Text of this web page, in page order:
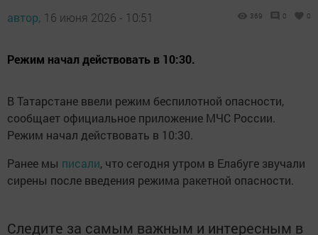
автор, 16 июня 2026 - 10:51 369 0 0
Режим начал действовать в 10:30.
В Татарстане ввели режим беспилотной опасности,
сообщает официальное приложение МЧС России.
Режим начал действовать в 10:30.
Ранее мы писали, что сегодня утром в Елабуге звучали
сирены после введения режима ракетной опасности.
Следите за самым важным и интересным в